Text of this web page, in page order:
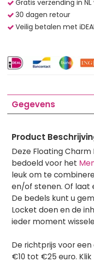
Gratis verzending in
30 dagen retour
Veilig betalen met
Gegevens
Product
Deze Floating
bedoeld voor het
leuk om te
en/of stenen. Of laat
De bedels kunt u
Locket doen en de
ieder moment
De richtprijs voor
€10 tot €25 euro.